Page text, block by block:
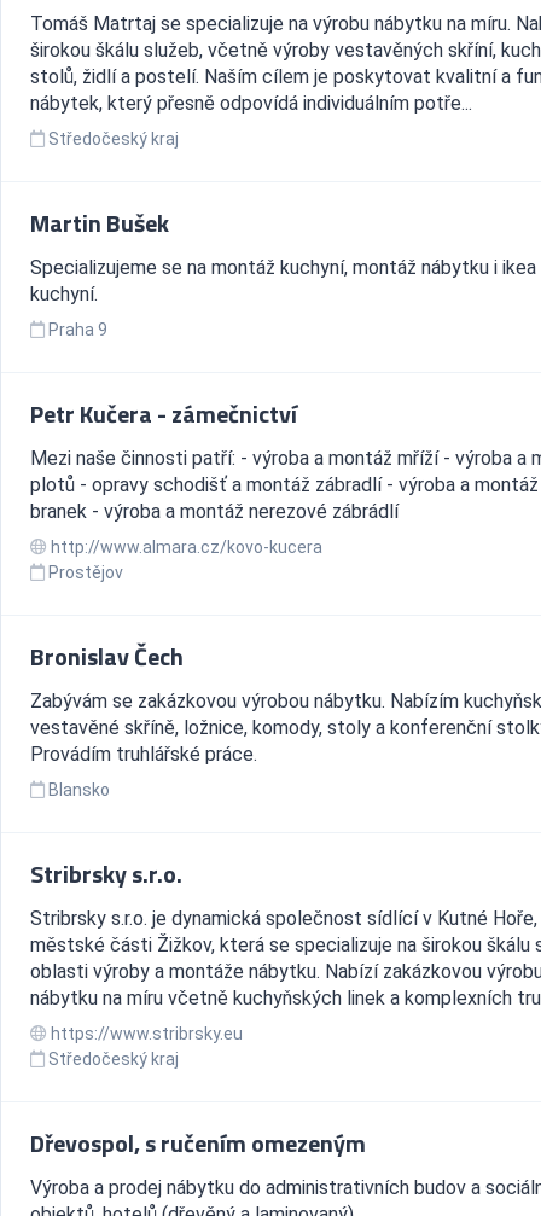
Tomáš Matrtaj se specializuje na výrobu nábytku na míru.
širokou škálu služeb, včetně výroby vestavěných skříní,
stolů, židlí a postelí. Naším cílem je poskytovat kvalitní a
nábytek, který přesně odpovídá individuálním potře...
Středočeský kraj
Martin Bušek
Specializujeme se na montáž kuchyní, montáž nábytku i ikea
kuchyní.
Praha 9
Petr Kučera - zámečnictví
Mezi naše činnosti patří: - výroba a montáž mříží - výroba a
plotů - opravy schodišť a montáž zábradlí - výroba a montáž
branek - výroba a montáž nerezové zábrádlí
http://www.almara.cz/kovo-kucera
Prostějov
Bronislav Čech
Zabývám se zakázkovou výrobou nábytku. Nabízím
vestavěné skříně, ložnice, komody, stoly a konferenční
Provádím truhlářské práce.
Blansko
Stribrsky s.r.o.
Stribrsky s.r.o. je dynamická společnost sídlící v Kutné Hoře,
městské části Žižkov, která se specializuje na širokou škálu
oblasti výroby a montáže nábytku. Nabízí zakázkovou
nábytku na míru včetně kuchyňských linek a komplexních
https://www.stribrsky.eu
Středočeský kraj
Dřevospol, s ručením omezeným
Výroba a prodej nábytku do administrativních budov a